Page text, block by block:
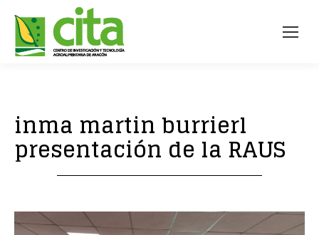
inma martin burrierl
presentación de la RAUS